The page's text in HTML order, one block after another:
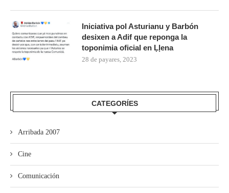
Iniciativa pol Asturianu y Barbón
desixen a Adif que reponga la
toponimia oficial en Ḷḷena
28 de payares, 2023
CATEGORÍES
Arribada 2007
Cine
Comunicación